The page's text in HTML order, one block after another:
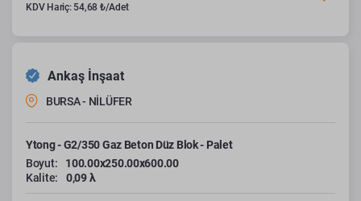
KDV Hariç: 54,68 ₺/Adet
Ankaş İnşaat
BURSA - NİLÜFER
Ytong - G2/350 Gaz Beton Düz Blok - Palet
Boyut:
100.00x250.00x600.00
Kalite:
0,09 λ